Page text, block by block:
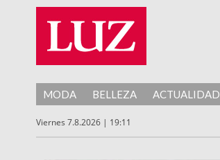
MODA BELLEZA ACTUALIDAD
Viernes 7.8.2026 | 19:11